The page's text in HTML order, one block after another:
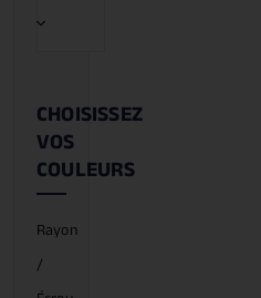
CHOISISSEZ
VOS
COULEURS
Rayon
/